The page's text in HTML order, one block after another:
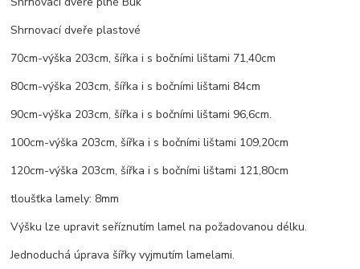
Shrnovací dveře plastové
70cm-výška 203cm, šířka i s bočními lištami 71,40cm
80cm-výška 203cm, šířka i s bočními lištami 84cm
90cm-výška 203cm, šířka i s bočními lištami 96,6cm.
100cm-výška 203cm, šířka i s bočními lištami 109,20cm
120cm-výška 203cm, šířka i s bočními lištami 121,80cm
tloušťka lamely: 8mm
Výšku lze upravit seříznutím lamel na požadovanou délku.
Jednoduchá úprava šířky vyjmutím lamelami.